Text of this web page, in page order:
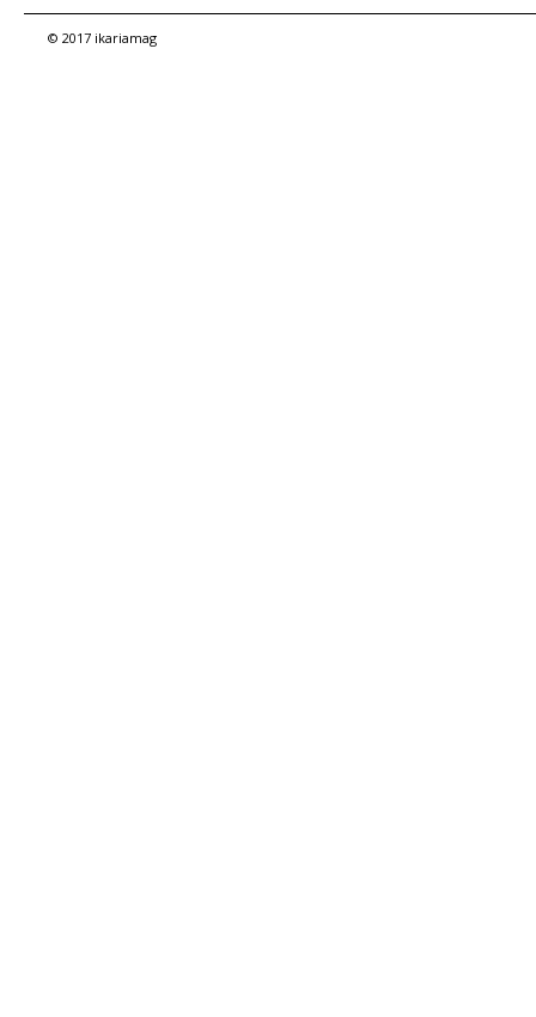
© 2017 ikariamag